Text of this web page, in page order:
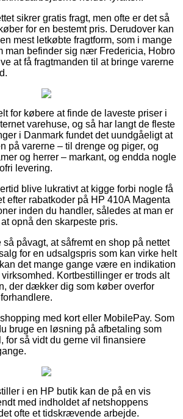
sikrer gratis fragt, men ofte er det så
for en bestemt pris. Derudover kan
mest letkøbte fragtform, som i mange
man befinder sig nær Fredericia, Hobro
at få fragtmanden til at bringe varerne
for købere at finde de laveste priser i
varehuse, og så har langt de fleste
i Danmark fundet det uundgåeligt at
varerne – til drenge og piger, og
og herrer – markant, og endda nogle
levering.
blive lukrativt at kigge forbi nogle få
efter rabatkoder på HP 410A Magenta
inden du handler, således at man er
opnå den skarpeste pris.
påvagt, at såfremt en shop på nettet
for en udsalgspris som kan virke helt
det mange gange være en indikation
Kortbestillinger er trods alt
der dækker dig som køber overfor
med kort eller MobilePay. Som
bruge en løsning på afbetaling som
for så vidt du gerne vil finansiere
i en HP butik kan de på en vis
med indholdet af netshoppens
ofte et tidskrævende arbejde.